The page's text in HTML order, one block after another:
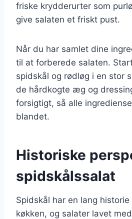
friske krydderurter som
give salaten et friskt pust.
Når du har samlet dine
til at forberede salaten.
spidskål og rødløg i en stor
de hårdkogte æg og
forsigtigt, så alle
blandet.
Historiske
spidskålssalat
Spidskål har en lang
køkken, og salater lavet